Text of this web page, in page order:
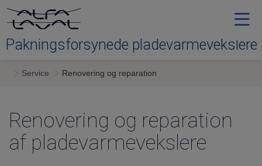
Pakningsforsynede pladevarmevekslere
Typer
Service
Downloads
Service Renovering og reparation
Renovering og reparation
af pladevarmevekslere